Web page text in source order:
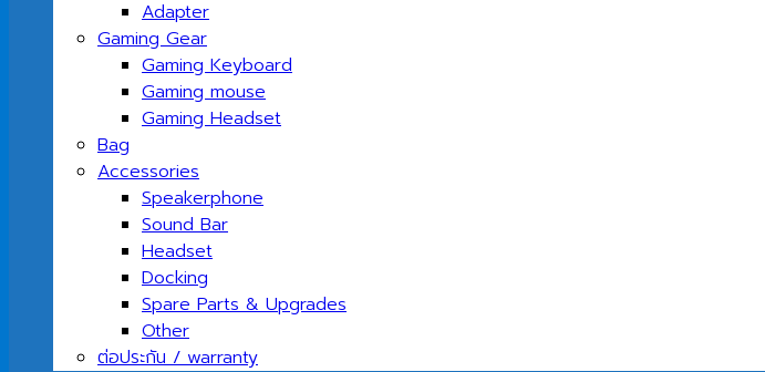
Adapter
Gaming Gear
Gaming Keyboard
Gaming mouse
Gaming Headset
Bag
Accessories
Speakerphone
Sound Bar
Headset
Docking
Spare Parts & Upgrades
Other
ต่อประกัน / warranty